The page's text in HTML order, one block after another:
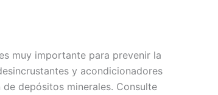
muy importante para prevenir la
y acondicionadores
depósitos minerales. Consulte